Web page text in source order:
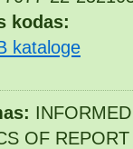
kodas:
kataloge
OF